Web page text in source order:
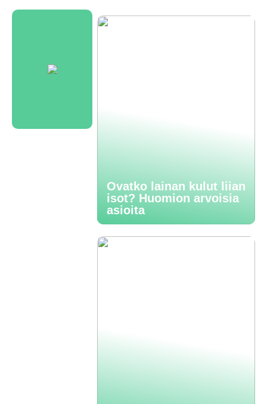
Ovatko lainan kulut liian
isot? Huomion arvoisia
asioita